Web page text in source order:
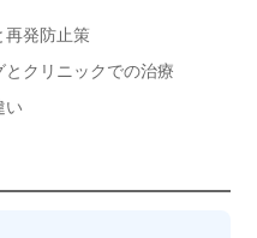
再発防止策
クリニックでの治療
い